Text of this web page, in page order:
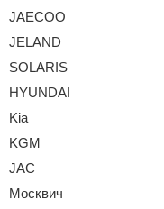
JAECOO
JELAND
SOLARIS
HYUNDAI
Kia
KGM
JAC
Москвич